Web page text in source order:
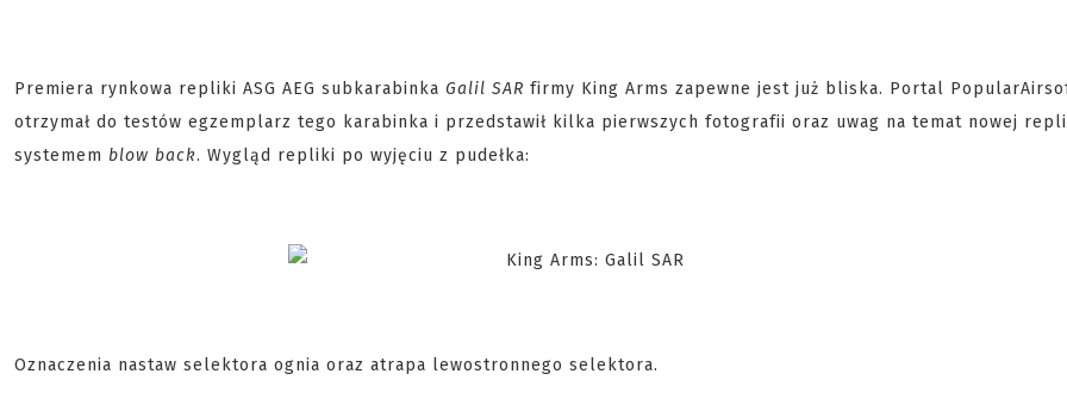
Premiera rynkowa repliki ASG AEG subkarabinka Galil SAR firmy King Arms zapewne jest już bliska. Portal
otrzymał do testów egzemplarz tego karabinka i przedstawił kilka pierwszych fotografii oraz uwag na temat nowej
systemem blow back. Wygląd repliki po wyjęciu z pudełka:
Oznaczenia nastaw selektora ognia oraz atrapa lewostronnego selektora.